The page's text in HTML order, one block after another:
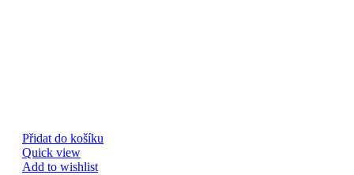
Přidat do košíku
Quick view
Add to wishlist